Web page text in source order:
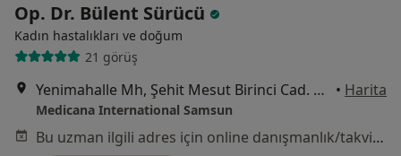
Op. Dr. Bülent Sürücü
Kadın hastalıkları ve doğum
21 görüş
Yenimahalle Mh, Şehit Mesut Birinci Cad. No:85, Canik • Harita
Medicana International Samsun
Bu uzman ilgili adres için online danışmanlık/takvim sunmuyor.